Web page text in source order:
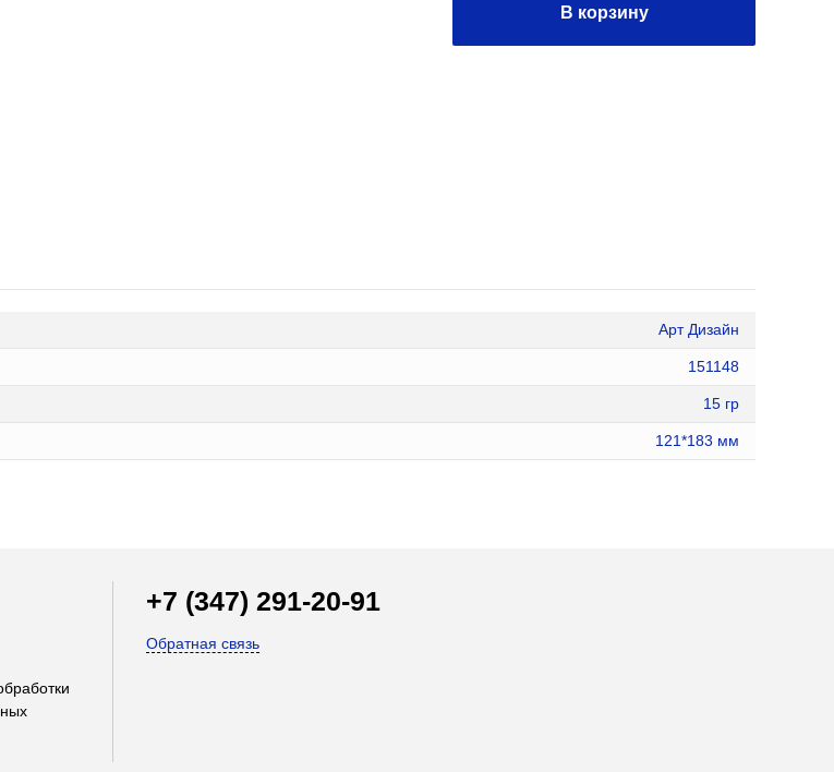
В корзину
Арт Дизайн
151148
15 гр
121*183 мм
+7 (347) 291-20-91
Обратная связь